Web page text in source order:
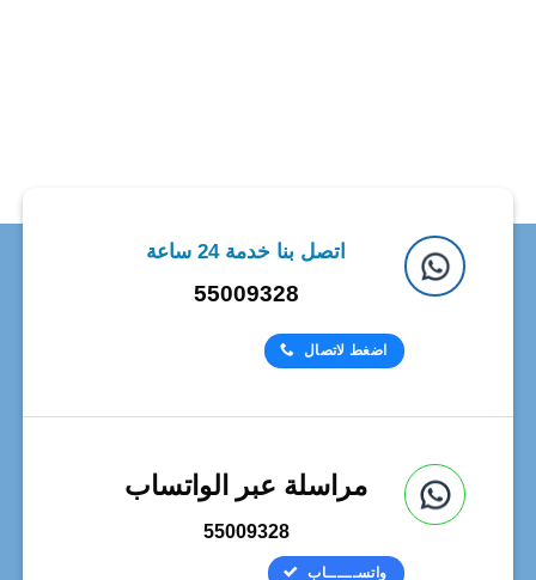
اتصل بنا خدمة 24 ساعة
55009328
اضغط لاتصال
مراسلة عبر الواتساب
55009328
واتســــــاب